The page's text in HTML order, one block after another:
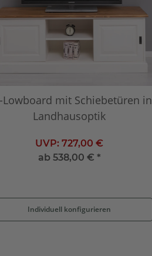
Lowboard mit Schiebetüren in
Landhausoptik
UVP: 727,00 €
ab 538,00 € *
Individuell konfigurieren